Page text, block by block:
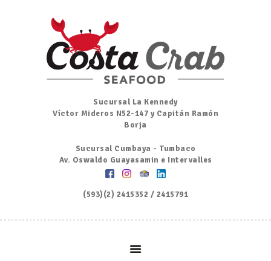
Sucursal La Kennedy
Víctor Mideros N52-147 y Capitán Ramón
Borja
Sucursal Cumbaya - Tumbaco
Av. Oswaldo Guayasamin e Intervalles
(593)(2) 2415352 / 2415791
Inicio
Nosotros
Menú
Ordena por Whatsapp
Promociones